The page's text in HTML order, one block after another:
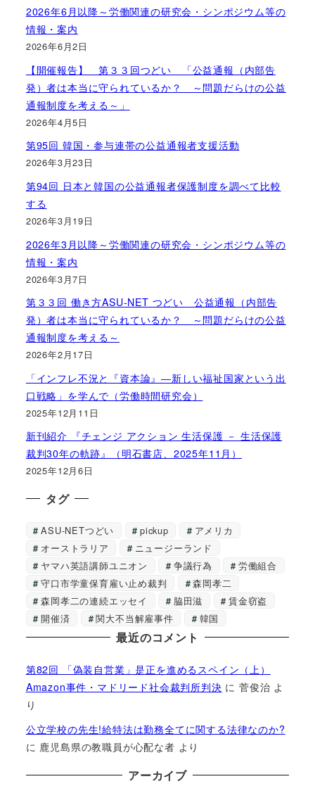
2026年6月以降～労働関連の研究会・シンポジウム等の
情報・案内
2026年6月2日
【開催報告】 第３３回つどい 「公益通報（内部告
発）者は本当に守られているか？ ～問題だらけの公益
通報制度を考える～」
2026年4月5日
第95回 韓国・参与連帯の公益通報者支援活動
2026年3月23日
第94回 日本と韓国の公益通報者保護制度を調べて比較
する
2026年3月19日
2026年3月以降～労働関連の研究会・シンポジウム等の
情報・案内
2026年3月7日
第３３回 働き方ASU-NET つどい 公益通報（内部告
発）者は本当に守られているか？ ～問題だらけの公益
通報制度を考える～
2026年2月17日
「インフレ不況と『資本論』―新しい福祉国家という出
口戦略」を学んで（労働時間研究会）
2025年12月11日
新刊紹介 『チェンジ アクション 生活保護 － 生活保護
裁判30年の軌跡』（明石書店、2025年11月）
2025年12月6日
タグ
ASU-NETつどい pickup
アメリカ
オーストラリア
ニュージーランド
ヤマハ英語講師ユニオン
争議行為
労働組合
守口市学童保育雇い止め裁判
森岡孝二
森岡孝二の連続エッセイ
脇田滋
賃金窃盗
開催済
関大不当解雇事件 韓国
最近のコメント
第82回 「偽装自営業」是正を進めるスペイン（上）
Amazon事件・マドリード社会裁判所判決 に菅俊治 よ
り
公立学校の先生!給特法は勤務全てに関する法律なのか?
に 鹿児島県の教職員が心配な者 より
アーカイブ